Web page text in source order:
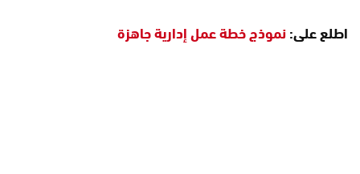
اطلع على:نموذج خطة عمل إدارية جاهزة